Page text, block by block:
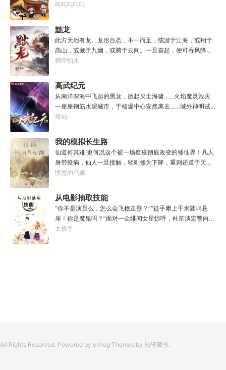
调馅（高级）：您的调馅水平已击败全国100%的早餐店师
的那一刻，美食文主角迎来了他加载成功的系统。秦淮：美
食文，早说呀，这个他熟！后来——秦淮发现这好像不是个
单纯的美食文系统。好像还加了些奇奇怪怪的东西。连带着
他看邻居、朋友、客人、员工都不太像人……不过没事。遇
事不决，先吃一口！.游戏说明：1.本游戏自由度极高，请玩
力解锁图鉴。3.一切解释归游戏所有。
吨吨吨吨吨
黜龙
此方天地有龙。龙形百态，不一而足，或游于江海，或翔于
高山，或藏于九幽，或腾于云间。一旦奋起，便可吞风降
雪，引江划河，落雷喷火，分山避海。此处人间也有龙。人
之志。一时机发，便可翻云覆雨，决势分野，定鼎问道，证
位成龙。作为一个迷路的穿越者，张行一开始也想成龙，但
后来，他发现这个行当卷的太厉害了，就决定改行，去黜落
群龙。所谓行尽天下路，使天地处处通，黜遍天下龙，使世
间人人可为龙。
榴弹怕水
高武纪元
从南洋深海中飞起的黑龙，掀起灭世海啸……火焰魔灵毁灭
一座座钢筋水泥城市，于核爆中心安然离去……域外神明试
图统治整片星海……这是人类科技高度发达的未来世界。也
源，心怀能观想星海的奇异神宫，在这个世界艰难前行。多
年以后。“我现在的飞行速度是122682米/每秒，力量爆发
是……”李源在距蓝星表层约180公里的大气层中极速飞行，
冰冷眸子盯着昏暗虚空尽头那条形似神话传说中神龙的庞然
大物：“你，应该是所有入侵半神生命体中最强的一个
烽仙
我的模拟长生路
仙道何其难!更何况这个被一场瘟疫彻底改变的修仙界！凡人
身带疫病，仙人一旦接触，轻则修为下降，重则还道于天，
于是仙凡永隔；仙法不可同修，整个修仙界成为了一个巨大
凡尘中打滚，蹉跎一生。好在临终之时终于觉醒异宝，能够
化真为假，将真实的人生转为黄粱一梦，重回刚穿越之时！
于是，李凡开始了他的漫漫长生路！第二世，李凡历时五十
载终权倾天下，但却遍寻世间而不见仙踪。只在人生的末尾
得见仙人痕迹。第三世，李凡殚精竭虑、百般谋划，却终抵
愤怒的乌贼
从电影抽取技能
“你不是演员么，怎么会飞檐走壁？”“徒手攀上千米陡峭悬
崖！你是魔鬼吗？”面对一众绯闻女星惊呼，杜笙淡定瞥向从
影片中获得的绝技：【龙象般若功（紫）：十龙十象之力，
太极手
All Rights Reserved. Powered by emlog Themes by 知轩藏书.